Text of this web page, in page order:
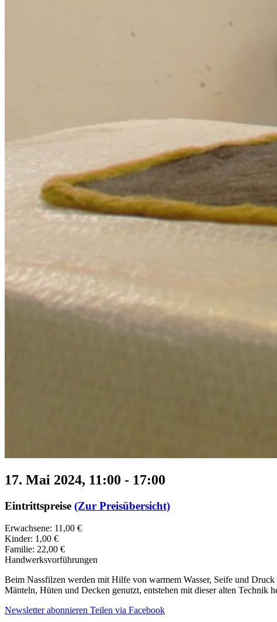
17. Mai 2024, 11:00 - 17:00
Eintrittspreise (Zur Preisübersicht)
Erwachsene: 11,00 €
Kinder: 1,00 €
Familie: 22,00 €
Handwerksvorführungen
Beim Nassfilzen werden mit Hilfe von warmem Wasser, Seife und
Mänteln, Hüten und Decken genutzt, entstehen mit dieser alten Technik
Newsletter abonnieren Teilen via Facebook